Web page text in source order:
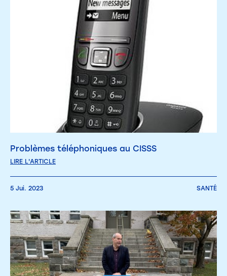
Problèmes téléphoniques au CISSS
LIRE L'ARTICLE
5 Jui. 2023 SANTÉ